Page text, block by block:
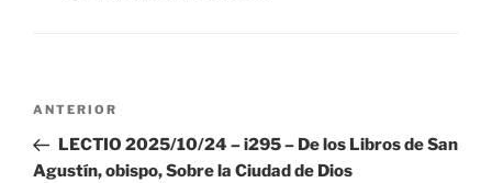
Navegación
entradas
Entrada
anterior:
ANTERIOR
LECTIO 2025/10/24 – i295 – De los Libros de San
Agustín, obispo, Sobre la Ciudad de Dios